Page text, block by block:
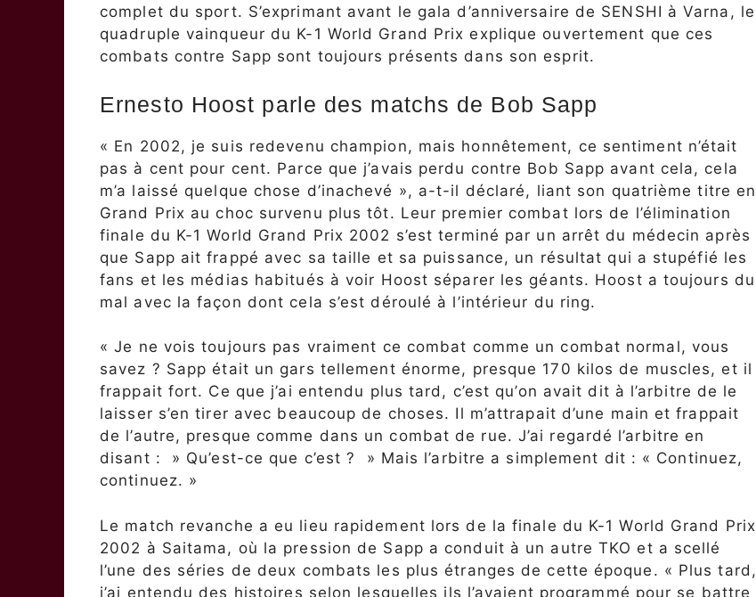
complet du sport. S’exprimant avant le gala d’anniversaire de SENSHI à Varna, le
quadruple vainqueur du K-1 World Grand Prix explique ouvertement que ces
combats contre Sapp sont toujours présents dans son esprit.
Ernesto Hoost parle des matchs de Bob Sapp
« En 2002, je suis redevenu champion, mais honnêtement, ce sentiment n’était
pas à cent pour cent. Parce que j’avais perdu contre Bob Sapp avant cela, cela
m’a laissé quelque chose d’inachevé », a-t-il déclaré, liant son quatrième titre en
Grand Prix au choc survenu plus tôt. Leur premier combat lors de l’élimination
finale du K-1 World Grand Prix 2002 s’est terminé par un arrêt du médecin après
que Sapp ait frappé avec sa taille et sa puissance, un résultat qui a stupéfié les
fans et les médias habitués à voir Hoost séparer les géants. Hoost a toujours du
mal avec la façon dont cela s’est déroulé à l’intérieur du ring.
« Je ne vois toujours pas vraiment ce combat comme un combat normal, vous
savez ? Sapp était un gars tellement énorme, presque 170 kilos de muscles, et il
frappait fort. Ce que j’ai entendu plus tard, c’est qu’on avait dit à l’arbitre de le
laisser s’en tirer avec beaucoup de choses. Il m’attrapait d’une main et frappait
de l’autre, presque comme dans un combat de rue. J’ai regardé l’arbitre en
disant : » Qu’est-ce que c’est ? » Mais l’arbitre a simplement dit : « Continuez,
continuez. »
Le match revanche a eu lieu rapidement lors de la finale du K-1 World Grand Prix
2002 à Saitama, où la pression de Sapp a conduit à un autre TKO et a scellé
l’une des séries de deux combats les plus étranges de cette époque. « Plus tard,
j’ai entendu des histoires selon lesquelles ils l’avaient programmé pour se battre